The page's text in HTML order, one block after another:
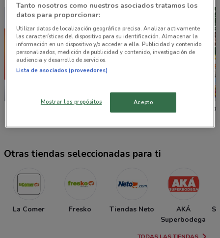
NUEVO
Otras tiendas seleccionadas para ti
La Comer Fresko Tiendas Neto
AKÁ
Superbodega
Tanto nosotros como nuestros asociados tratamos los
datos para proporcionar:
Utilizar datos de localización geográfica precisa. Analizar activamente
las características del dispositivo para su identificación. Almacenar la
información en un dispositivo y/o acceder a ella. Publicidad y contenido
personalizados, medición de publicidad y contenido, investigación de
audiencia y desarrollo de servicios.
Lista de asociados (proveedores)
Mostrar los propósitos Acepto